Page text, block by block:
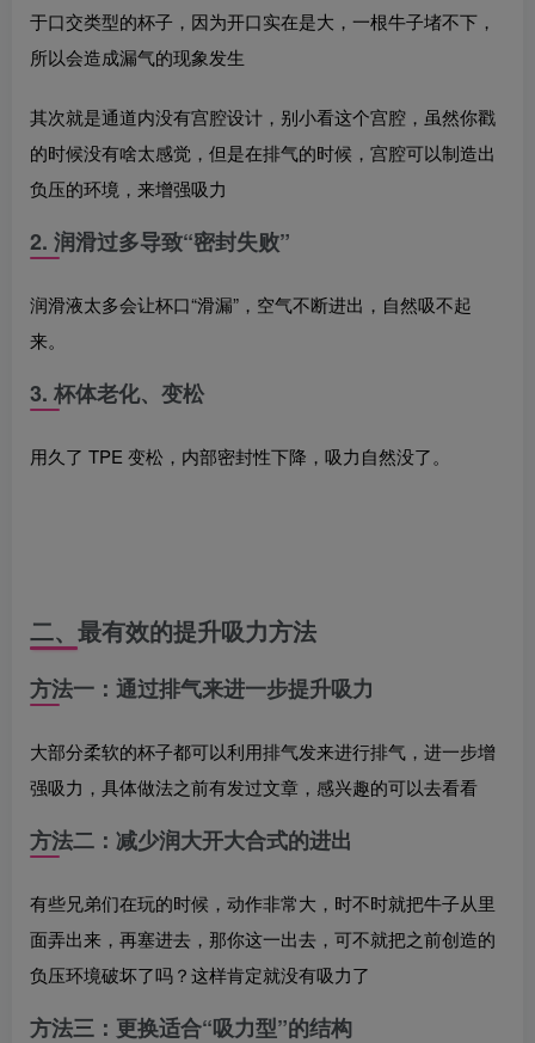
于口交类型的杯子，因为开口实在是大，一根牛子堵不下，
所以会造成漏气的现象发生
其次就是通道内没有宫腔设计，别小看这个宫腔，虽然你戳
的时候没有啥太感觉，但是在排气的时候，宫腔可以制造出
负压的环境，来增强吸力
2. 润滑过多导致“密封失败”
润滑液太多会让杯口“滑漏”，空气不断进出，自然吸不起
来。
3. 杯体老化、变松
用久了 TPE 变松，内部密封性下降，吸力自然没了。
二、最有效的提升吸力方法
方法一：通过排气来进一步提升吸力
大部分柔软的杯子都可以利用排气发来进行排气，进一步增
强吸力，具体做法之前有发过文章，感兴趣的可以去看看
方法二：减少润大开大合式的进出
有些兄弟们在玩的时候，动作非常大，时不时就把牛子从里
面弄出来，再塞进去，那你这一出去，可不就把之前创造的
负压环境破坏了吗？这样肯定就没有吸力了
方法三：更换适合“吸力型”的结构